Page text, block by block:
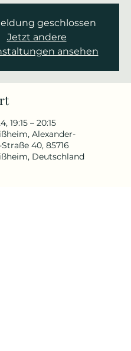
geschlossen
Jetzt andere
ansehen
19:15 – 20:15
Alexander-
40, 85716
Deutschland